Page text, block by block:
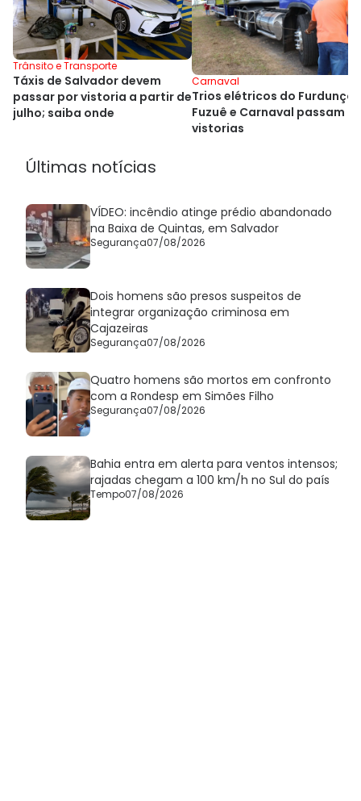
Trânsito e Transporte
Táxis de Salvador devem
passar por vistoria a partir de
julho; saiba onde
Carnaval
Trios elétricos do Furdunço,
Fuzuê e Carnaval passam
vistorias
Últimas notícias
VÍDEO: incêndio atinge prédio abandonado
na Baixa de Quintas, em Salvador
Segurança07/08/2026
Dois homens são presos suspeitos de
integrar organização criminosa em
Cajazeiras
Segurança07/08/2026
Quatro homens são mortos em confronto
com a Rondesp em Simões Filho
Segurança07/08/2026
Bahia entra em alerta para ventos intensos;
rajadas chegam a 100 km/h no Sul do país
Tempo07/08/2026